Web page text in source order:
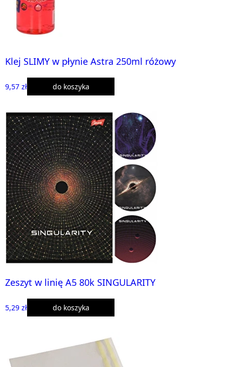
Klej SLIMY w płynie Astra 250ml różowy
9,57 zł do koszyka
Zeszyt w linię A5 80k SINGULARITY
5,29 zł do koszyka